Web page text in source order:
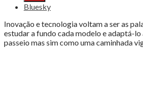
Gowalk
o
poder
da
Bluesky
Inovação e tecnologia voltam a ser as
estudar a fundo cada modelo e adaptá-
passeio mas sim como uma caminhada